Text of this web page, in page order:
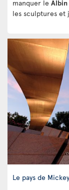
manquer le Albin
les sculptures et
Le pays de